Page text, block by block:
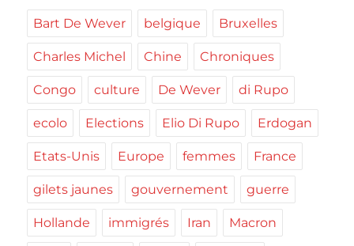
Bart De Wever belgique Bruxelles
Charles Michel Chine Chroniques
Congo culture De Wever di Rupo
ecolo Elections Elio Di Rupo Erdogan
Etats-Unis Europe femmes France
gilets jaunes gouvernement guerre
Hollande immigrés Iran Macron